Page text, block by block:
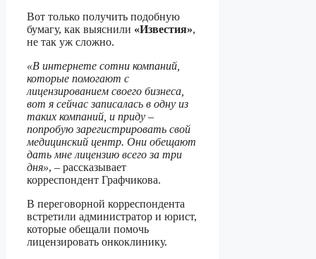
Вот только получить подобную
бумагу, как выяснили «Известия»,
не так уж сложно.
«В интернете сотни компаний,
которые помогают с
лицензированием своего бизнеса,
вот я сейчас записалась в одну из
таких компаний, и приду –
попробую зарегистрировать свой
медицинский центр. Они обещают
дать мне лицензию всего за три
дня», – рассказывает
корреспондент Графчикова.
В переговорной корреспондента
встретили администратор и юрист,
которые обещали помочь
лицензировать онкоклинику.